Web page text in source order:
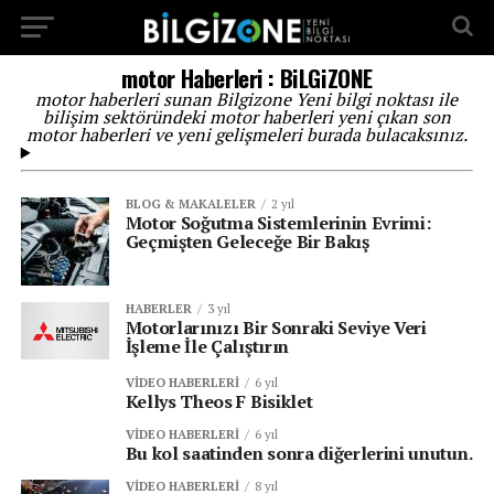
motor Haberleri : BiLGiZONE
motor haberleri sunan Bilgizone Yeni bilgi noktası ile
bilişim sektöründeki motor haberleri yeni çıkan son
motor haberleri ve yeni gelişmeleri burada bulacaksınız.
BLOG & MAKALELER 2 yıl
Motor Soğutma Sistemlerinin Evrimi:
Geçmişten Geleceğe Bir Bakış
HABERLER 3 yıl
Motorlarınızı Bir Sonraki Seviye Veri
İşleme İle Çalıştırın
VIDEO HABERLERI 6 yıl
Kellys Theos F Bisiklet
VIDEO HABERLERI 6 yıl
Bu kol saatinden sonra diğerlerini unutun.
VIDEO HABERLERI 8 yıl